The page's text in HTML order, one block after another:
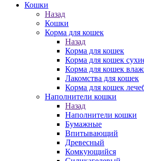
Кошки
Назад
Кошки
Корма для кошек
Назад
Корма для кошек
Корма для кошек
Корма для кошек
Лакомства для кошек
Корма для кошек
Наполнители кошки
Назад
Наполнители кошки
Бумажные
Впитывающий
Древесный
Комкующийся